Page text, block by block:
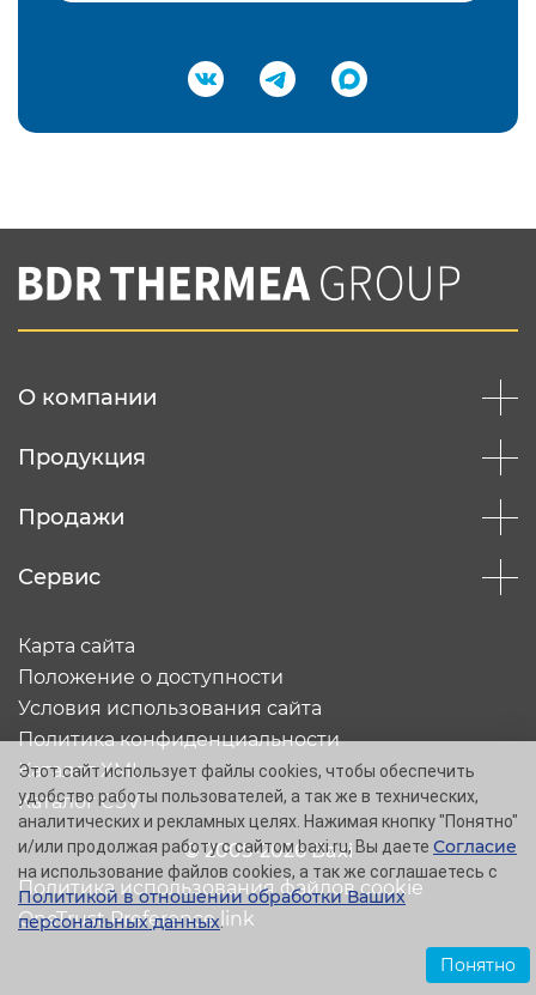
Подтвердить e-mail
Вы соглашаетесь с нашей политикой
конфеденциальности
О компании
Продукция
Продажи
Сервис
© 2005-2026 Baxi
Карта сайта
Положение о доступности
Условия использования сайта
Политика конфиденциальности
Каталог XML
Каталог CSV
Политика использования файлов cookie
OneTrust Preference link
Этот сайт использует файлы cookies, чтобы обеспечить
удобство работы пользователей, а так же в технических,
аналитических и рекламных целях. Нажимая кнопку "Понятно"
и/или продолжая работу с сайтом baxi.ru, Вы даете Согласие
на использование файлов cookies, а так же соглашаетесь с
Политикой в отношении обработки Ваших
персональных данных.
Понятно